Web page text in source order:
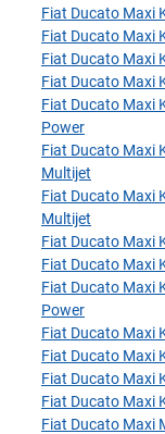
Fiat Ducato Maxi
Fiat Ducato Maxi
Fiat Ducato Maxi
Fiat Ducato Maxi
Fiat Ducato Maxi
Power
Fiat Ducato Maxi
Multijet
Fiat Ducato Maxi
Multijet
Fiat Ducato Maxi
Fiat Ducato Maxi
Fiat Ducato Maxi
Power
Fiat Ducato Maxi
Fiat Ducato Maxi
Fiat Ducato Maxi
Fiat Ducato Maxi
Fiat Ducato Maxi